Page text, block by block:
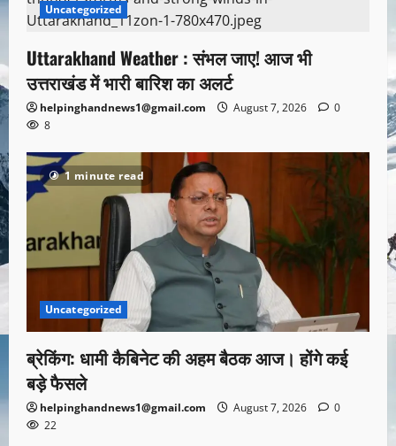
Uncategorized
Uttarakhand Weather : संभल जाए! आज भी
उत्तराखंड में भारी बारिश का अलर्ट
helpinghandnews1@gmail.com August 7, 2026
0
8
1 minute read
Uncategorized
ब्रेकिंग: धामी कैबिनेट की अहम बैठक आज। होंगे कई
बड़े फैसले
helpinghandnews1@gmail.com August 7, 2026
0
22